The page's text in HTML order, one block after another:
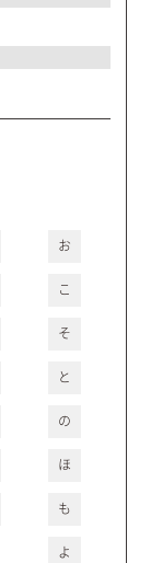
お
こ
そ
と
の
ほ
も
よ